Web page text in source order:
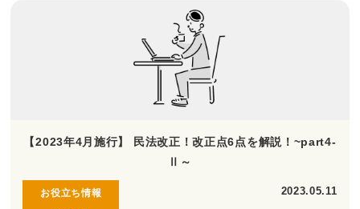
【2023年4月施行】 民法改正！改正点6点を解説！~part4-
Ⅱ～
お役立ち情報
2023.05.11